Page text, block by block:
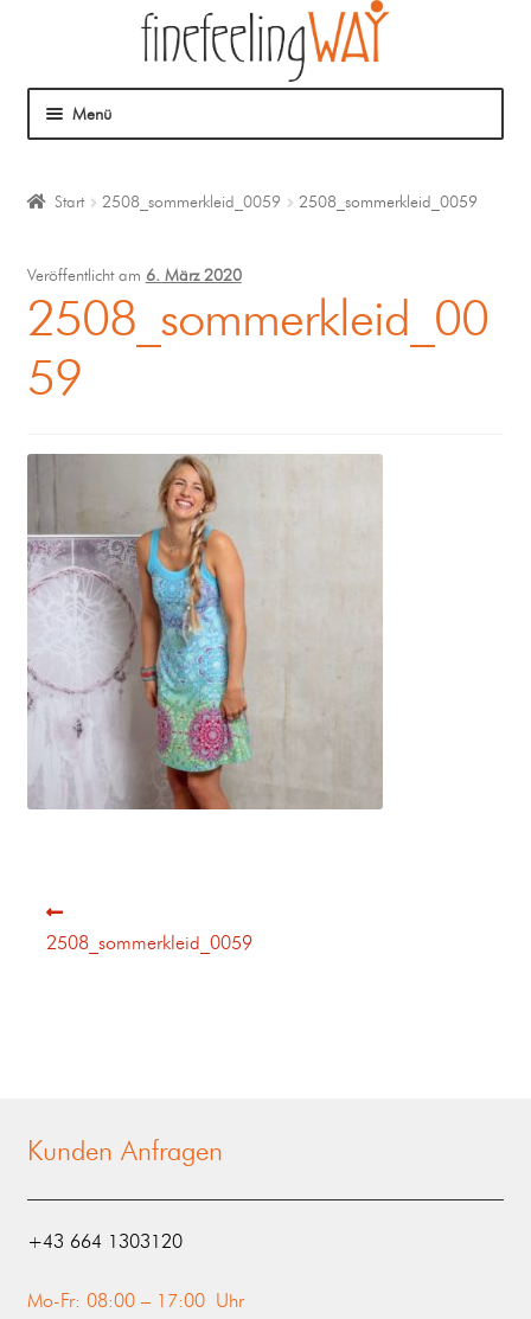
Menü
Coaching
Klangmassage
Start 2508_sommerkleid_0059 2508_sommerkleid_0059
Veröffentlicht am 6. März 2020
2508_sommerkleid_00
59
2508_sommerkleid_0059
Kunden Anfragen
‭+43 664 1303120‬
Mo-Fr: 08:00 – 17:00 Uhr